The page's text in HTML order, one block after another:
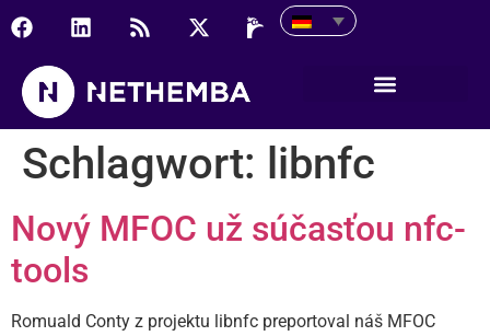
Schlagwort: libnfc
Nový MFOC už súčasťou nfc-
tools
Romuald Conty z projektu libnfc preportoval náš MFOC